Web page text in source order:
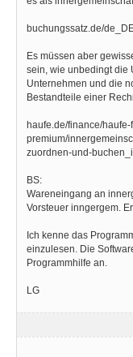
buchungssatz.de/
Es müssen aber
sein, wie unbedingt die
Unternehmen und die
Bestandteile einer
haufe.de/finance/
premium/
zuordnen-und-
BS:
Wareneingang an
Vorsteuer inngergem.
Ich kenne das
einzulesen. Die
Programmhilfe an.
LG